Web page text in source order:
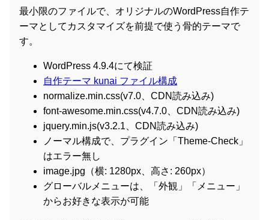
最小限のファイルで、オリジナルのWordPress自作テ
ーマとしてカスタマイズを前提で使う骨的テーマで
す。
WordPress 4.9.4にて検証
自作テーマ kunai ファイル構成
normalize.min.css(v7.0、CDN読み込み)
font-awesome.min.css(v4.7.0、CDN読み込み)
jquery.min.js(v3.2.1、CDN読み込み)
ノーマル構成で、プラグイン「Theme-Check」
はエラー無し
image.jpg（横: 1280px、高さ: 260px）
グローバルメニューは、「外観」「メニュー」
からお好きな表示が可能